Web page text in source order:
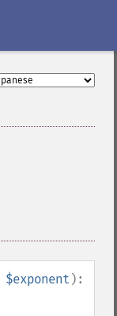
$exponent ):